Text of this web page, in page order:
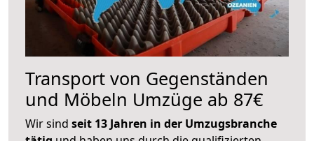
Transport von Gegenständen
und Möbeln Umzüge ab 87€
Wir sind seit 13 Jahren in der Umzugsbranche